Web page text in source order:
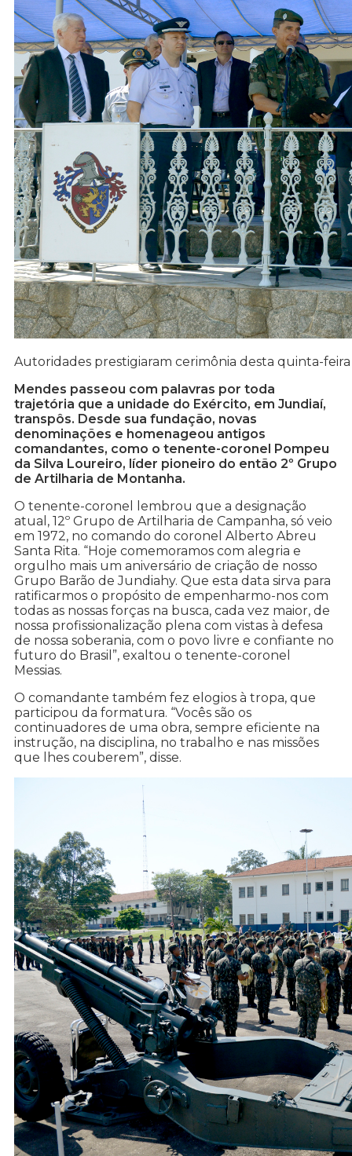
Autoridades prestigiaram cerimônia desta quinta-feira
Mendes passeou com palavras por toda
trajetória que a unidade do Exército, em Jundiaí,
transpôs. Desde sua fundação, novas
denominações e homenageou antigos
comandantes, como o tenente-coronel Pompeu
da Silva Loureiro, líder pioneiro do então 2º Grupo
de Artilharia de Montanha.
O tenente-coronel lembrou que a designação
atual, 12º Grupo de Artilharia de Campanha, só veio
em 1972, no comando do coronel Alberto Abreu
Santa Rita. “Hoje comemoramos com alegria e
orgulho mais um aniversário de criação de nosso
Grupo Barão de Jundiahy. Que esta data sirva para
ratificarmos o propósito de empenharmo-nos com
todas as nossas forças na busca, cada vez maior, de
nossa profissionalização plena com vistas à defesa
de nossa soberania, com o povo livre e confiante no
futuro do Brasil”, exaltou o tenente-coronel
Messias.
O comandante também fez elogios à tropa, que
participou da formatura. “Vocês são os
continuadores de uma obra, sempre eficiente na
instrução, na disciplina, no trabalho e nas missões
que lhes couberem”, disse.